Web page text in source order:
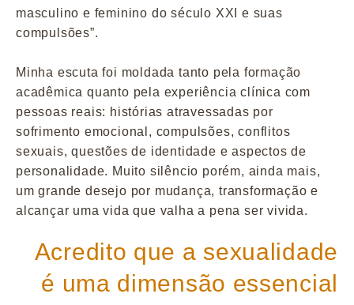
masculino e feminino do século XXI e suas
compulsões”.
Minha escuta foi moldada tanto pela formação
acadêmica quanto pela experiência clínica com
pessoas reais: histórias atravessadas por
sofrimento emocional, compulsões, conflitos
sexuais, questões de identidade e aspectos de
personalidade. Muito silêncio porém, ainda mais,
um grande desejo por mudança, transformação e
alcançar uma vida que valha a pena ser vivida.
Acredito que a sexualidade
é uma dimensão essencial